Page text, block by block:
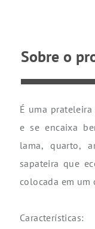
Sobre o
É uma
e se encaixa
lama, quarto,
sapateira que
colocada em um
Características: